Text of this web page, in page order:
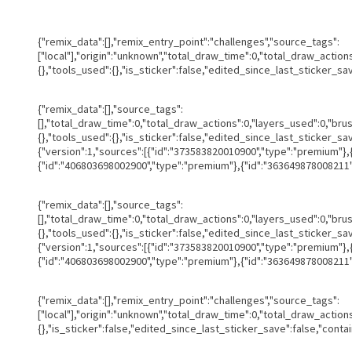
{"remix_data":[],"remix_entry_point":"challenges","source_tags":
{"remix_data":[],"source_tags":
{"remix_data":[],"source_tags":
{"remix_data":[],"remix_entry_point":"challenges","source_tags":